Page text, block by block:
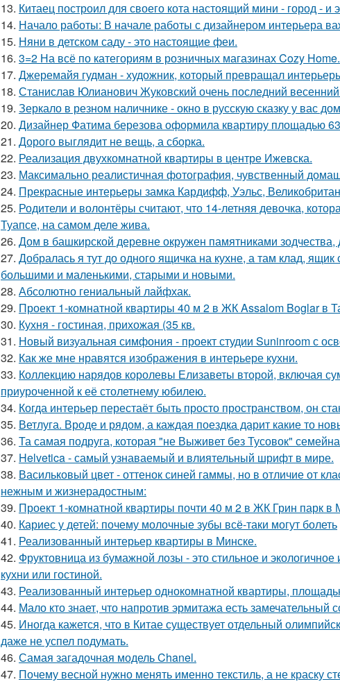
13. Китаец построил для своего кота настоящий мини - город -
14. Начало работы: В начале работы с дизайнером интерьера
15. Няни в детском саду - это настоящие феи.
16. 3=2 На всё по категориям в розничных магазинах Cozy Home.
17. Джеремайя гудман - художник, который превращал
18. Станислав Юлианович Жуковский очень последний
19. Зеркало в резном наличнике - окно в русскую сказку у вас
20. Дизайнер Фатима березова оформила квартиру площадью
21. Дорого выглядит не вещь, а сборка.
22. Реализация двухкомнатной квартиры в центре Ижевска.
23. Максимально реалистичная фотография, чувственный
24. Прекрасные интерьеры замка Кардифф, Уэльс,
25. Родители и волонтёры считают, что 14-летняя девочка,
Туапсе, на самом деле жива.
26. Дом в башкирской деревне окружен памятниками
27. Добралась я тут до одного ящичка на кухне, а там клад,
большими и маленькими, старыми и новыми.
28. Абсолютно гениальный лайфхак.
29. Проект 1-комнатной квартиры 40 м 2 в ЖК Assalom Boglar в
30. Кухня - гостиная, прихожая (35 кв.
31. Новый визуальная симфония - проект студии Suninroom с
32. Как же мне нравятся изображения в интерьере кухни.
33. Коллекцию нарядов королевы Елизаветы второй, включая
приуроченной к её столетнему юбилею.
34. Когда интерьер перестаёт быть просто пространством, он
35. Ветлуга. Вроде и рядом, а каждая поездка дарит какие то
36. Та самая подруга, которая "не Выживет без Тусовок"
37. Helvetica - самый узнаваемый и влиятельный шрифт в мире.
38. Васильковый цвет - оттенок синей гаммы, но в отличие от
нежным и жизнерадостным:
39. Проект 1-комнатной квартиры почти 40 м 2 в ЖК Грин парк в
40. Кариес у детей: почему молочные зубы всё-таки могут болеть
41. Реализованный интерьер квартиры в Минске.
42. Фруктовница из бумажной лозы - это стильное и
кухни или гостиной.
43. Реализованный интерьер однокомнатной квартиры,
44. Мало кто знает, что напротив эрмитажа есть
45. Иногда кажется, что в Китае существует отдельный
даже не успел подумать.
46. Самая загадочная модель Chanel.
47. Почему весной нужно менять именно текстиль, а не краску